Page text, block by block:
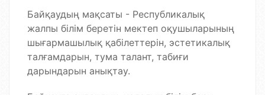
Байқаудың мақсаты - Республикалық
жалпы білім беретін мектеп оқушыларының
шығармашылық қабілеттерін, эстетикалық
талғамдарын, тума талант, табиғи
дарындарын анықтау.​